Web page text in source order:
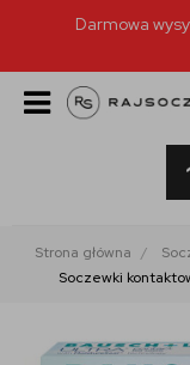
Darmowa
Strona główna
Soczewki